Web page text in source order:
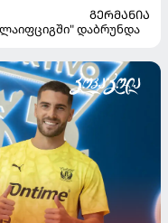
ᲒᲔᲠᲛᲐᲜᲘᲐ
დაბრუნდა